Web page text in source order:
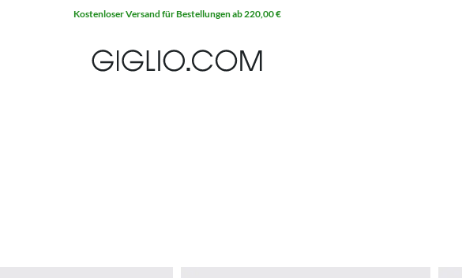
Kostenloser Versand für Bestellungen ab 220,00 €